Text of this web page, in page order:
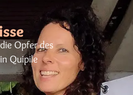
Opfer des
Quipile